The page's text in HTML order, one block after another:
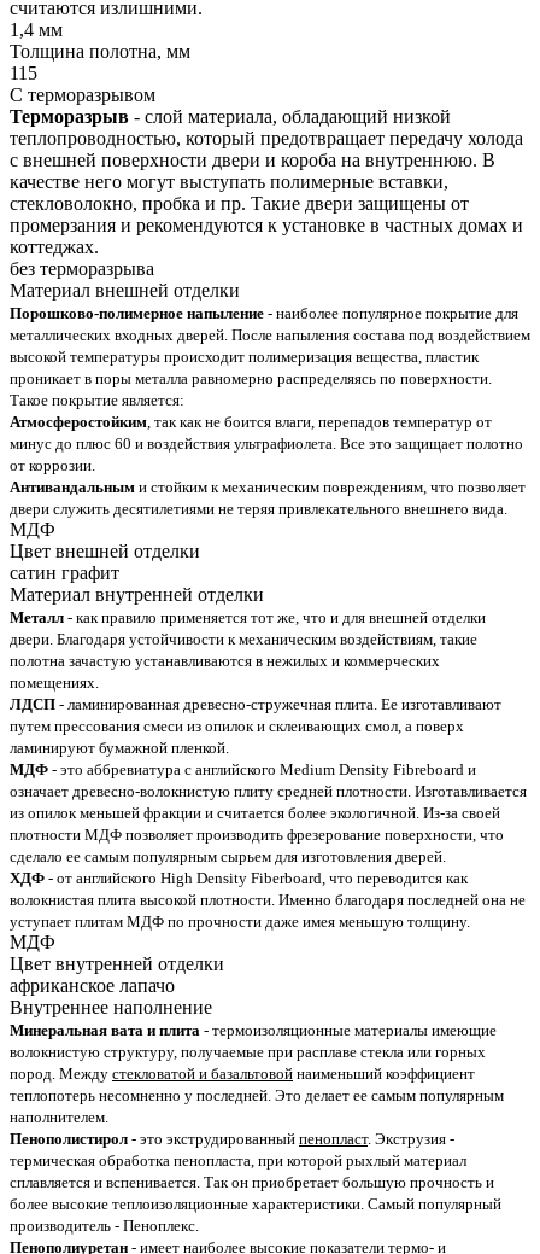
считаются излишними.
1,4 мм
Толщина полотна, мм
115
С терморазрывом
Терморазрыв - слой материала, обладающий низкой
теплопроводностью, который предотвращает передачу холода
с внешней поверхности двери и короба на внутреннюю. В
качестве него могут выступать полимерные вставки,
стекловолокно, пробка и пр. Такие двери защищены от
промерзания и рекомендуются к установке в частных домах и
коттеджах.
без терморазрыва
Материал внешней отделки
Порошково-полимерное напыление - наиболее популярное покрытие для
металлических входных дверей. После напыления состава под воздействием
высокой температуры происходит полимеризация вещества, пластик
проникает в поры металла равномерно распределяясь по поверхности.
Такое покрытие является:
Атмосферостойким , так как не боится влаги, перепадов температур от
минус до плюс 60 и воздействия ультрафиолета. Все это защищает полотно
от коррозии.
Антивандальным и стойким к механическим повреждениям, что позволяет
двери служить десятилетиями не теряя привлекательного внешнего вида.
МДФ
Цвет внешней отделки
сатин графит
Материал внутренней отделки
Металл - как правило применяется тот же, что и для внешней отделки
двери. Благодаря устойчивости к механическим воздействиям, такие
полотна зачастую устанавливаются в нежилых и коммерческих
помещениях.
ЛДСП - ламинированная древесно-стружечная плита. Ее изготавливают
путем прессования смеси из опилок и склеивающих смол, а поверх
ламинируют бумажной пленкой.
МДФ - это аббревиатура с английского Medium Density Fibreboard и
означает древесно-волокнистую плиту средней плотности. Изготавливается
из опилок меньшей фракции и считается более экологичной. Из-за своей
плотности МДФ позволяет производить фрезерование поверхности, что
сделало ее самым популярным сырьем для изготовления дверей.
ХДФ - от английского High Density Fiberboard, что переводится как
волокнистая плита высокой плотности. Именно благодаря последней она не
уступает плитам МДФ по прочности даже имея меньшую толщину.
МДФ
Цвет внутренней отделки
африканское лапачо
Внутреннее наполнение
Минеральная вата и плита - термоизоляционные материалы имеющие
волокнистую структуру, получаемые при расплаве стекла или горных
пород. Между стекловатой и базальтовой наименьший коэффициент
теплопотерь несомненно у последней. Это делает ее самым популярным
наполнителем.
Пенополистирол - это экструдированный пенопласт. Экструзия -
термическая обработка пенопласта, при которой рыхлый материал
сплавляется и вспенивается. Так он приобретает большую прочность и
более высокие теплоизоляционные характеристики. Самый популярный
производитель - Пеноплекс.
Пенополиуретан - имеет наиболее высокие показатели термо- и